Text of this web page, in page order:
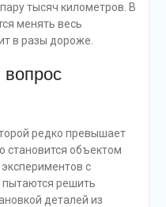
тысяч километров. В
менять весь
в разы дороже.
редко превышает
становится объектом
с
решить
деталей из